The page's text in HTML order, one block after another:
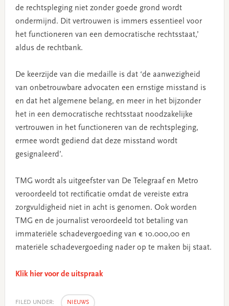
de rechtspleging niet zonder goede grond wordt
ondermijnd. Dit vertrouwen is immers essentieel voor
het functioneren van een democratische rechtsstaat,’
aldus de rechtbank.
De keerzijde van die medaille is dat ‘de aanwezigheid
van onbetrouwbare advocaten een ernstige misstand is
en dat het algemene belang, en meer in het bijzonder
het in een democratische rechtsstaat noodzakelijke
vertrouwen in het functioneren van de rechtspleging,
ermee wordt gediend dat deze misstand wordt
gesignaleerd’.
TMG wordt als uitgeefster van De Telegraaf en Metro
veroordeeld tot rectificatie omdat de vereiste extra
zorgvuldigheid niet in acht is genomen. Ook worden
TMG en de journalist veroordeeld tot betaling van
immateriële schadevergoeding van € 10.000,00 en
materiële schadevergoeding nader op te maken bij staat.
Klik hier voor de uitspraak
FILED UNDER: NIEUWS